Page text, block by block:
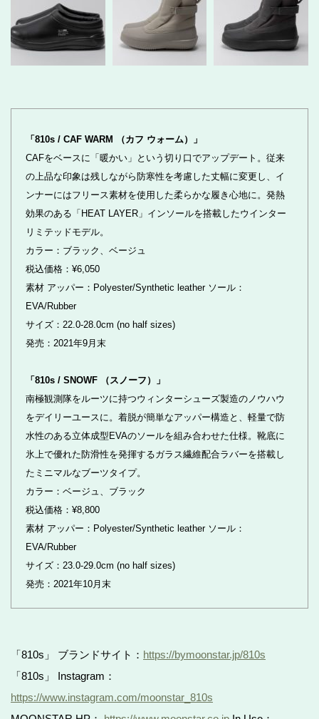
「810s / CAF WARM （カフ ウォーム）」
CAFをベースに「暖かい」という切り口でアップデート。従来
の上品な印象は残しながら防寒性を考慮した丈幅に変更し、イ
ンナーにはフリース素材を使用した柔らかな履き心地に。発熱
効果のある「HEAT LAYER」インソールを搭載したウインター
リミテッドモデル。
カラー：ブラック、ベージュ
税込価格：¥6,050
素材 アッパー：Polyester/Synthetic leather ソール：
EVA/Rubber
サイズ：22.0-28.0cm (no half sizes)
発売：2021年9月末
「810s / SNOWF （スノーフ）」
南極観測隊をルーツに持つウィンターシューズ製造のノウハウ
をデイリーユースに。着脱が簡単なアッパー構造と、軽量で防
水性のある立体成型EVAのソールを組み合わせた仕様。靴底に
氷上で優れた防滑性を発揮するガラス繊維配合ラバーを搭載し
たミニマルなブーツタイプ。
カラー：ベージュ、ブラック
税込価格：¥8,800
素材 アッパー：Polyester/Synthetic leather ソール：
EVA/Rubber
サイズ：23.0-29.0cm (no half sizes)
発売：2021年10月末
「810s」 ブランドサイト： https://bymoonstar.jp/810s
「810s」 Instagram：
https://www.instagram.com/moonstar_810s